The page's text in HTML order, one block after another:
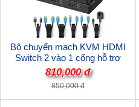
Bộ chuyển mạch KVM HDMI
Switch 2 vào 1 cổng hỗ trợ
4K@60hz MT-VIKI MT-KH2S cao
cấp
810,000 đ
850,000 đ